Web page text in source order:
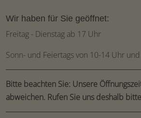
Wir haben für Sie geöffnet:
Freitag - Dienstag ab 17 Uhr
Sonn- und Feiertags von 10-14 Uhr
Bitte beachten Sie: Unsere
abweichen. Rufen Sie uns deshalb